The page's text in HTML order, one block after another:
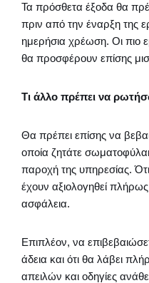
Τα πρόσθετα έξοδα θα
πριν από την έναρξη της
ημερήσια χρέωση. Οι πιο
θα προσφέρουν επίσης
Τι άλλο πρέπει να
Θα πρέπει επίσης να
οποία ζητάτε
παροχή της υπηρεσίας.
έχουν αξιολογηθεί
ασφάλεια.
Επιπλέον, να
άδεια και ότι θα λάβει
απειλών και οδηγίες